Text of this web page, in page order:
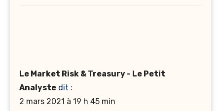
Le Market Risk & Treasury - Le Petit
Analyste dit :
2 mars 2021 à 19 h 45 min